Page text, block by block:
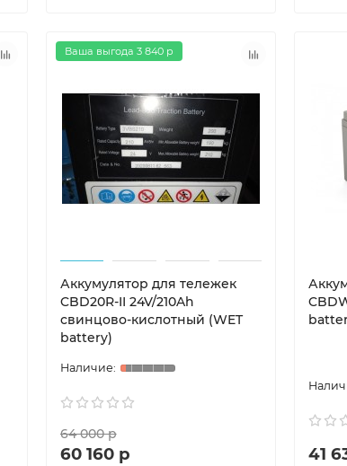
Ваша выгода 3 840 р
Аккумулятор для тележек
CBD20R-II 24V/210Ah
свинцово-кислотный (WET
battery)
64 000 р
60 160 р 41